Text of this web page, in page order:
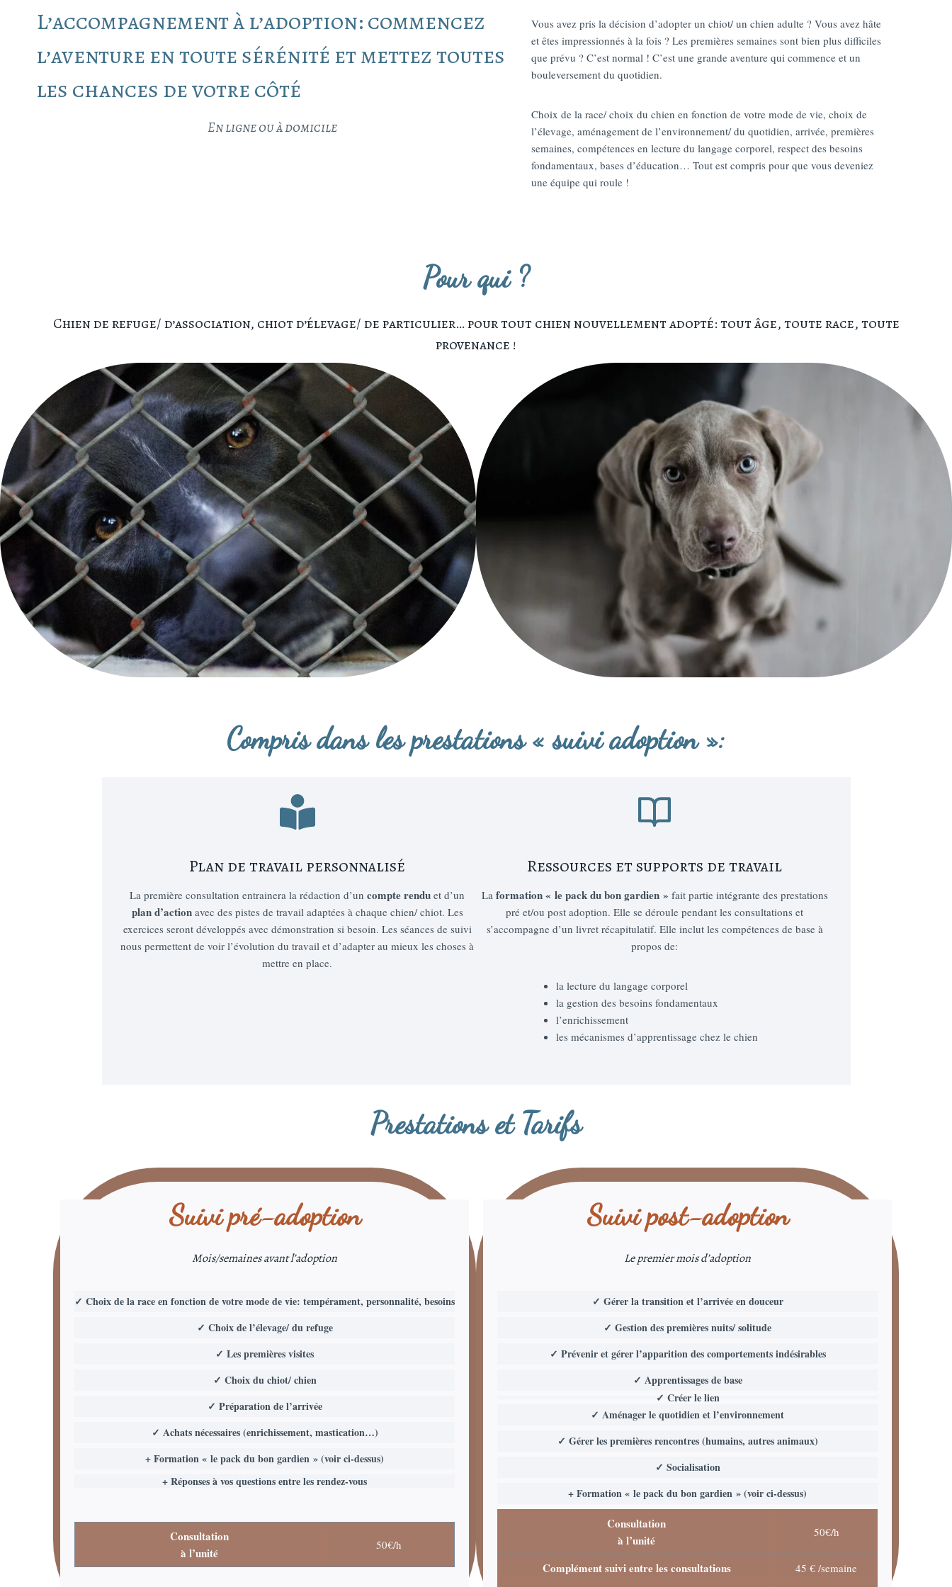
L’accompagnement à l’adoption: commencez
l’aventure en toute sérénité et mettez toutes
les chances de votre côté
En ligne ou à domicile
Vous avez pris la décision d’adopter un chiot/ un chien adulte ? Vous avez hâte
et êtes impressionnés à la fois ? Les premières semaines sont bien plus difficiles
que prévu ? C’est normal ! C’est une grande aventure qui commence et un
bouleversement du quotidien.
Choix de la race/ choix du chien en fonction de votre mode de vie, choix de
l’élevage, aménagement de l’environnement/ du quotidien, arrivée, premières
semaines, compétences en lecture du langage corporel, respect des besoins
fondamentaux, bases d’éducation… Tout est compris pour que vous deveniez
une équipe qui roule !
Pour qui ?
Chien de refuge/ d’association, chiot d’élevage/ de particulier… pour tout chien nouvellement adopté: tout âge, toute race, toute
provenance !
Compris dans les prestations « suivi adoption »:
Plan de travail personnalisé
La première consultation entrainera la rédaction d’uncompte rendu et d’un
plan d’actionavec des pistes de travail adaptées à chaque chien/ chiot. Les
exercices seront développés avec démonstration si besoin. Les séances de suivi
nous permettent de voir l’évolution du travail et d’adapter au mieux les choses à
mettre en place.
Ressources et supports de travail
La formation « le pack du bon gardien » fait partie intégrante des prestations
pré et/ou post adoption. Elle se déroule pendant les consultations et
s’accompagne d’un livret récapitulatif. Elle inclut les compétences de base à
propos de:
la lecture du langage corporel
la gestion des besoins fondamentaux
l’enrichissement
les mécanismes d’apprentissage chez le chien
Prestations et Tarifs
Suivi pré-adoption
Mois/semaines avant l’adoption
✓ Choix de la race en fonction de votre mode de vie: tempérament, personnalité, besoins
✓ Choix de l’élevage/ du refuge
✓ Les premières visites
✓ Choix du chiot/ chien
✓ Préparation de l’arrivée
✓ Achats nécessaires (enrichissement, mastication…)
+ Formation « le pack du bon gardien » (voir ci-dessus)
+ Réponses à vos questions entre les rendez-vous
Consultation
à l’unité
50€/h
Suivi post-adoption
Le premier mois d’adoption
✓ Gérer la transition et l’arrivée en douceur
✓ Gestion des premières nuits/ solitude
✓ Prévenir et gérer l’apparition des comportements indésirables
✓ Apprentissages de base
✓ Créer le lien
✓ Aménager le quotidien et l’environnement
✓ Gérer les premières rencontres (humains, autres animaux)
✓ Socialisation
+ Formation « le pack du bon gardien » (voir ci-dessus)
Consultation
à l’unité
50€/h
Complément suivi entre les consultations 45 € /semaine